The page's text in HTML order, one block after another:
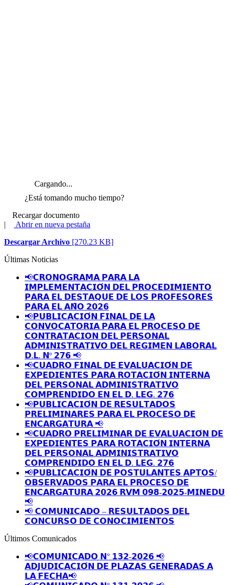
Cargando...
¿Está tomando mucho tiempo?
Recargar documento
|
Abrir en nueva pestaña
Descargar Archivo [270.23 KB]
Últimas Noticias
📢𝗖𝗥𝗢𝗡𝗢𝗚𝗥𝗔𝗠𝗔 𝗣𝗔𝗥𝗔 𝗟𝗔
𝗜𝗠𝗣𝗟𝗘𝗠𝗘𝗡𝗧𝗔𝗖𝗜𝗢́𝗡 𝗗𝗘𝗟 𝗣𝗥𝗢𝗖𝗘𝗗𝗜𝗠𝗜𝗘𝗡𝗧𝗢
𝗣𝗔𝗥𝗔 𝗘𝗟 𝗗𝗘𝗦𝗧𝗔𝗤𝗨𝗘 𝗗𝗘 𝗟𝗢𝗦 𝗣𝗥𝗢𝗙𝗘𝗦𝗢𝗥𝗘𝗦
𝗣𝗔𝗥𝗔 𝗘𝗟 𝗔𝗡̃𝗢 𝟮𝟬𝟮𝟲
📢𝗣𝗨𝗕𝗟𝗜𝗖𝗔𝗖𝗜𝗢́𝗡 𝗙𝗜𝗡𝗔𝗟 𝗗𝗘 𝗟𝗔
𝗖𝗢𝗡𝗩𝗢𝗖𝗔𝗧𝗢𝗥𝗜𝗔 𝗣𝗔𝗥𝗔 𝗘𝗟 𝗣𝗥𝗢𝗖𝗘𝗦𝗢 𝗗𝗘
𝗖𝗢𝗡𝗧𝗥𝗔𝗧𝗔𝗖𝗜𝗢𝗡 𝗗𝗘𝗟 𝗣𝗘𝗥𝗦𝗢𝗡𝗔𝗟
𝗔𝗗𝗠𝗜𝗡𝗜𝗦𝗧𝗥𝗔𝗧𝗜𝗩𝗢 𝗗𝗘𝗟 𝗥𝗘𝗚𝗜𝗠𝗘𝗡 𝗟𝗔𝗕𝗢𝗥𝗔𝗟
𝗗.𝗟. 𝗡º 𝟮𝟳𝟲 📢
📢𝗖𝗨𝗔𝗗𝗥𝗢 𝗙𝗜𝗡𝗔𝗟 𝗗𝗘 𝗘𝗩𝗔𝗟𝗨𝗔𝗖𝗜𝗢́𝗡 𝗗𝗘
𝗘𝗫𝗣𝗘𝗗𝗜𝗘𝗡𝗧𝗘𝗦 𝗣𝗔𝗥𝗔 𝗥𝗢𝗧𝗔𝗖𝗜𝗢́𝗡 𝗜𝗡𝗧𝗘𝗥𝗡𝗔
𝗗𝗘𝗟 𝗣𝗘𝗥𝗦𝗢𝗡𝗔𝗟 𝗔𝗗𝗠𝗜𝗡𝗜𝗦𝗧𝗥𝗔𝗧𝗜𝗩𝗢
𝗖𝗢𝗠𝗣𝗥𝗘𝗡𝗗𝗜𝗗𝗢 𝗘𝗡 𝗘𝗟 𝗗. 𝗟𝗘𝗚. 𝟮𝟳𝟲
📢𝗣𝗨𝗕𝗟𝗜𝗖𝗔𝗖𝗜𝗢́𝗡 𝗗𝗘 𝗥𝗘𝗦𝗨𝗟𝗧𝗔𝗗𝗢𝗦
𝗣𝗥𝗘𝗟𝗜𝗠𝗜𝗡𝗔𝗥𝗘𝗦 𝗣𝗔𝗥𝗔 𝗘𝗟 𝗣𝗥𝗢𝗖𝗘𝗦𝗢 𝗗𝗘
𝗘𝗡𝗖𝗔𝗥𝗚𝗔𝗧𝗨𝗥𝗔 📢
📢𝗖𝗨𝗔𝗗𝗥𝗢 𝗣𝗥𝗘𝗟𝗜𝗠𝗜𝗡𝗔𝗥 𝗗𝗘 𝗘𝗩𝗔𝗟𝗨𝗔𝗖𝗜𝗢́𝗡 𝗗𝗘
𝗘𝗫𝗣𝗘𝗗𝗜𝗘𝗡𝗧𝗘𝗦 𝗣𝗔𝗥𝗔 𝗥𝗢𝗧𝗔𝗖𝗜𝗢́𝗡 𝗜𝗡𝗧𝗘𝗥𝗡𝗔
𝗗𝗘𝗟 𝗣𝗘𝗥𝗦𝗢𝗡𝗔𝗟 𝗔𝗗𝗠𝗜𝗡𝗜𝗦𝗧𝗥𝗔𝗧𝗜𝗩𝗢
𝗖𝗢𝗠𝗣𝗥𝗘𝗡𝗗𝗜𝗗𝗢 𝗘𝗡 𝗘𝗟 𝗗. 𝗟𝗘𝗚. 𝟮𝟳𝟲
📢𝗣𝗨𝗕𝗟𝗜𝗖𝗔𝗖𝗜𝗢́𝗡 𝗗𝗘 𝗣𝗢𝗦𝗧𝗨𝗟𝗔𝗡𝗧𝗘𝗦 𝗔𝗣𝗧𝗢𝗦/
𝗢𝗕𝗦𝗘𝗥𝗩𝗔𝗗𝗢𝗦 𝗣𝗔𝗥𝗔 𝗘𝗟 𝗣𝗥𝗢𝗖𝗘𝗦𝗢 𝗗𝗘
𝗘𝗡𝗖𝗔𝗥𝗚𝗔𝗧𝗨𝗥𝗔 𝟮𝟬𝟮𝟲 𝗥𝗩𝗠 𝟬𝟵𝟴-𝟮𝟬𝟮𝟱-𝗠𝗜𝗡𝗘𝗗𝗨
📢
📢 𝗖𝗢𝗠𝗨𝗡𝗜𝗖𝗔𝗗𝗢 – 𝗥𝗘𝗦𝗨𝗟𝗧𝗔𝗗𝗢𝗦 𝗗𝗘𝗟
𝗖𝗢𝗡𝗖𝗨𝗥𝗦𝗢 𝗗𝗘 𝗖𝗢𝗡𝗢𝗖𝗜𝗠𝗜𝗘𝗡𝗧𝗢𝗦
Últimos Comunicados
📢𝗖𝗢𝗠𝗨𝗡𝗜𝗖𝗔𝗗𝗢 𝗡° 𝟭𝟯𝟮-𝟮𝟬𝟮𝟲 📢
𝗔𝗗𝗝𝗨𝗗𝗜𝗖𝗔𝗖𝗜𝗢́𝗡 𝗗𝗘 𝗣𝗟𝗔𝗭𝗔𝗦 𝗚𝗘𝗡𝗘𝗥𝗔𝗗𝗔𝗦 𝗔
𝗟𝗔 𝗙𝗘𝗖𝗛𝗔📢